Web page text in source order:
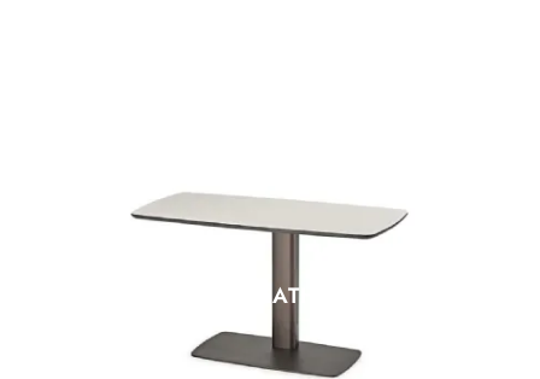
RUN LEATHER